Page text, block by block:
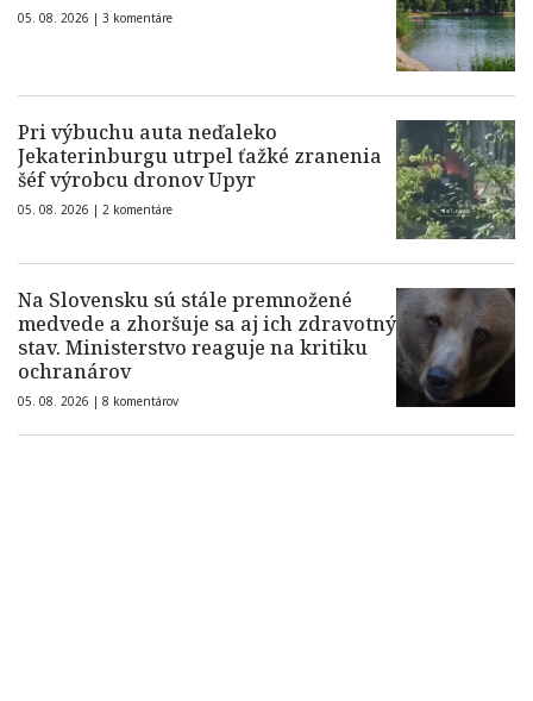
05. 08. 2026 | 3 komentáre
Pri výbuchu auta neďaleko
Jekaterinburgu utrpel ťažké zranenia
šéf výrobcu dronov Upyr
05. 08. 2026 | 2 komentáre
Na Slovensku sú stále premnožené
medvede a zhoršuje sa aj ich zdravotný
stav. Ministerstvo reaguje na kritiku
ochranárov
05. 08. 2026 | 8 komentárov